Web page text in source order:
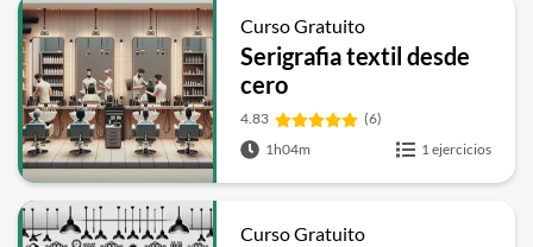
Curso Gratuito
Serigrafia textil desde
cero
4.83
(6)
1h04m
1 ejercicios
Curso Gratuito